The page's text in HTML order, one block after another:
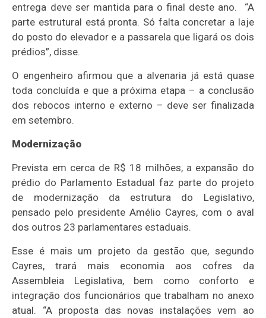
entrega deve ser mantida para o final deste ano. “A
parte estrutural está pronta. Só falta concretar a laje
do posto do elevador e a passarela que ligará os dois
prédios”, disse.
O engenheiro afirmou que a alvenaria já está quase
toda concluída e que a próxima etapa – a conclusão
dos rebocos interno e externo – deve ser finalizada
em setembro.
Modernização
Prevista em cerca de R$ 18 milhões, a expansão do
prédio do Parlamento Estadual faz parte do projeto
de modernização da estrutura do Legislativo,
pensado pelo presidente Amélio Cayres, com o aval
dos outros 23 parlamentares estaduais.
Esse é mais um projeto da gestão que, segundo
Cayres, trará mais economia aos cofres da
Assembleia Legislativa, bem como conforto e
integração dos funcionários que trabalham no anexo
atual. “A proposta das novas instalações vem ao